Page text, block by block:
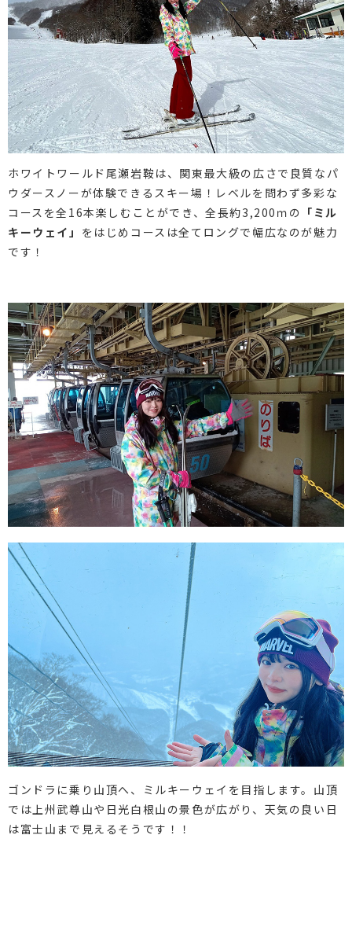
ホワイトワールド尾瀬岩鞍は、関東最大級の広さで良質なパ
ウダースノーが体験できるスキー場！レベルを問わず多彩な
コースを全16本楽しむことができ、全長約3,200ｍの 「ミル
キーウェイ」 をはじめコースは全てロングで幅広なのが魅力
です！
ゴンドラに乗り山頂へ、ミルキーウェイを目指します。山頂
では上州武尊山や日光白根山の景色が広がり、天気の良い日
は富士山まで見えるそうです！！